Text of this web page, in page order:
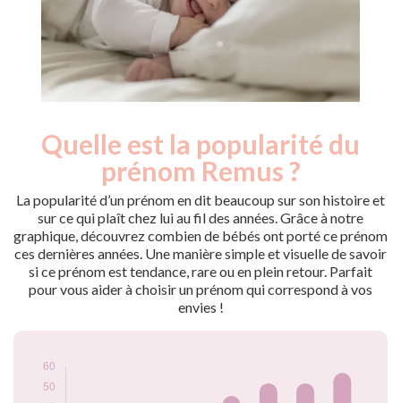
Quelle est la popularité du
prénom Remus ?
La popularité d’un prénom en dit beaucoup sur son histoire et
sur ce qui plaît chez lui au fil des années. Grâce à notre
graphique, découvrez combien de bébés ont porté ce prénom
ces dernières années. Une manière simple et visuelle de savoir
si ce prénom est tendance, rare ou en plein retour. Parfait
pour vous aider à choisir un prénom qui correspond à vos
envies !
prénom Remus par
année
Année
Nouveaux-
nés
2018
13
2019
20
2020
21
2021
46
2022
52
2023
52